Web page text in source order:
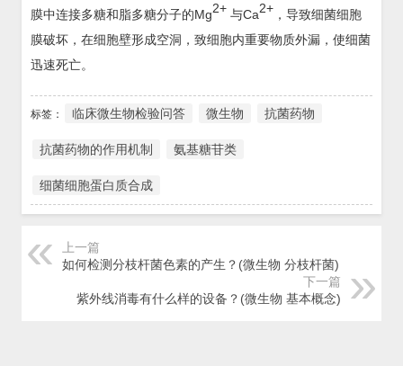
膜中连接多糖和脂多糖分子的Mg2+ 与Ca2+ ，导致细菌细胞
膜破坏，在细胞壁形成空洞，致细胞内重要物质外漏，使细菌
迅速死亡。
标签： 临床微生物检验问答 微生物 抗菌药物
抗菌药物的作用机制 氨基糖苷类
细菌细胞蛋白质合成
上一篇
如何检测分枝杆菌色素的产生？(微生物 分枝杆菌)
下一篇
紫外线消毒有什么样的设备？(微生物 基本概念)